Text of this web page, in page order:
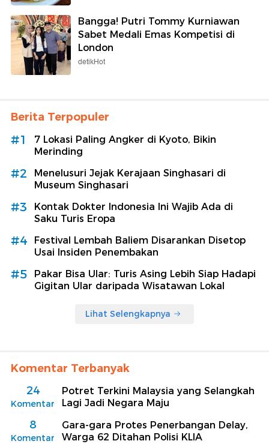
Bangga! Putri Tommy Kurniawan
Sabet Medali Emas Kompetisi di
London
detikHot
Berita Terpopuler
#1
7 Lokasi Paling Angker di Kyoto, Bikin
Merinding
#2
Menelusuri Jejak Kerajaan Singhasari di
Museum Singhasari
#3
Kontak Dokter Indonesia Ini Wajib Ada di
Saku Turis Eropa
#4
Festival Lembah Baliem Disarankan Disetop
Usai Insiden Penembakan
#5
Pakar Bisa Ular: Turis Asing Lebih Siap Hadapi
Gigitan Ular daripada Wisatawan Lokal
Lihat Selengkapnya
Komentar Terbanyak
24
Komentar
Potret Terkini Malaysia yang Selangkah
Lagi Jadi Negara Maju
8
Komentar
Gara-gara Protes Penerbangan Delay,
Warga 62 Ditahan Polisi KLIA